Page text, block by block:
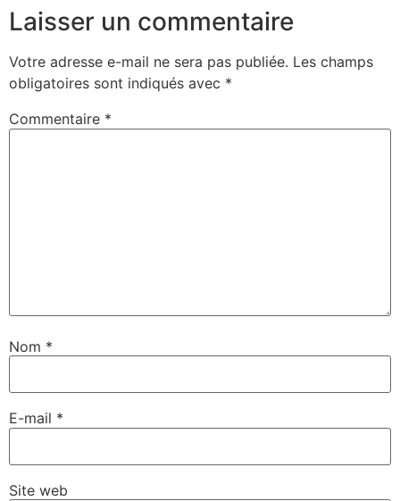
Laisser un commentaire
Votre adresse e-mail ne sera pas publiée. Les champs
obligatoires sont indiqués avec *
Commentaire *
Nom *
E-mail *
Site web